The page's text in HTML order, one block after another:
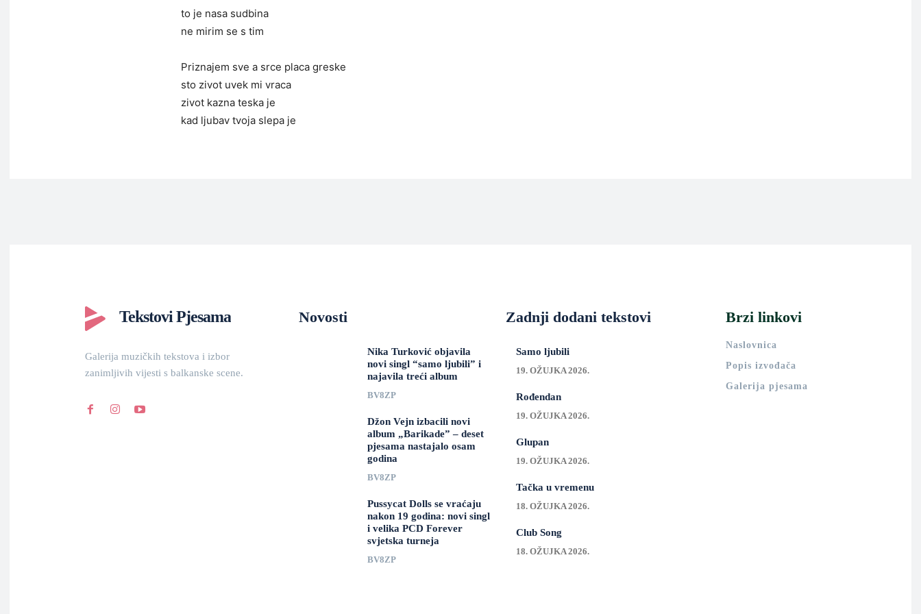
to je nasa sudbina
ne mirim se s tim
Priznajem sve a srce placa greske
sto zivot uvek mi vraca
zivot kazna teska je
kad ljubav tvoja slepa je
Tekstovi Pjesama
Galerija muzičkih tekstova i izbor
zanimljivih vijesti s balkanske scene.
Novosti
Nika Turković objavila
novi singl “samo ljubili” i
najavila treći album
BV8ZP
Džon Vejn izbacili novi
album „Barikade” – deset
pjesama nastajalo osam
godina
BV8ZP
Pussycat Dolls se vraćaju
nakon 19 godina: novi singl
i velika PCD Forever
svjetska turneja
BV8ZP
Zadnji dodani tekstovi
Samo ljubili
19. OŽUJKA 2026.
Rođendan
19. OŽUJKA 2026.
Glupan
19. OŽUJKA 2026.
Tačka u vremenu
18. OŽUJKA 2026.
Club Song
18. OŽUJKA 2026.
Brzi linkovi
Naslovnica
Popis izvođača
Galerija pjesama